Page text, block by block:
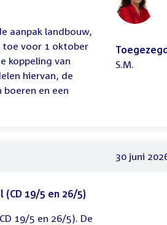
aanpak landbouw,
toe voor 1 oktober
koppeling van
hiervan, de
en een
S.M.
30 juni
19/5 en 26/5)
19/5 en 26/5). De